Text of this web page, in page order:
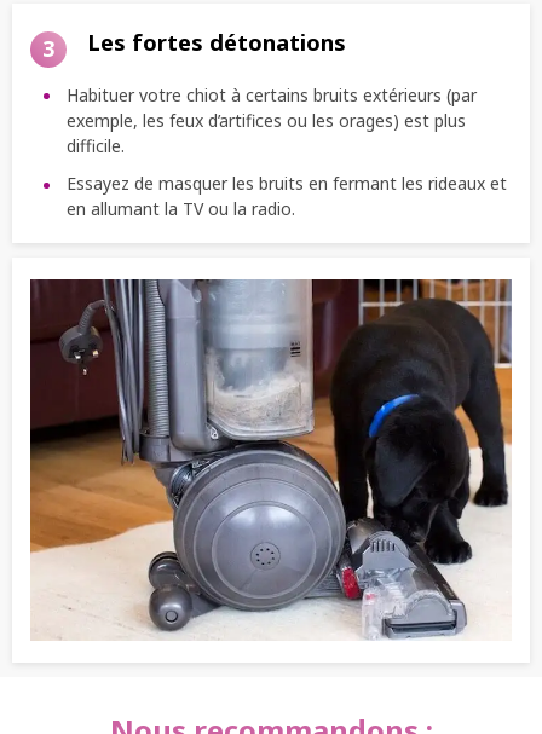
3 Les fortes détonations
Habituer votre chiot à certains bruits extérieurs (par
exemple, les feux d’artifices ou les orages) est plus
difficile.
Essayez de masquer les bruits en fermant les rideaux et
en allumant la TV ou la radio.